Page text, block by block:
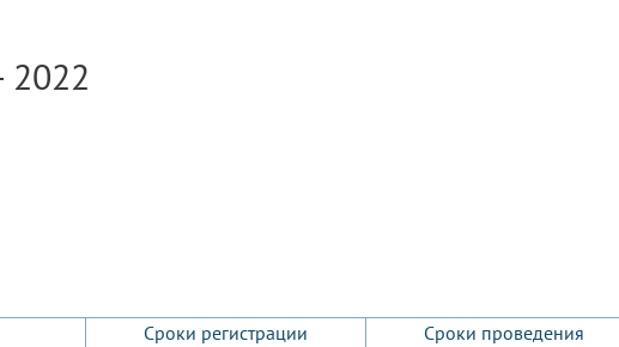
2022
Сроки регистрации Сроки проведения